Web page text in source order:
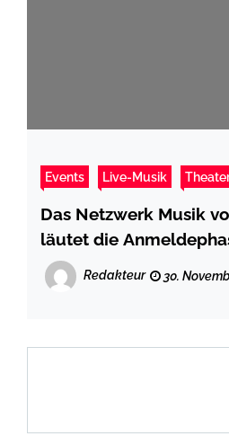
Events Live-Musik
Das Netzwerk Musik
läutet die
Wilhelmsburg 2023 ein
Redakteur 30.